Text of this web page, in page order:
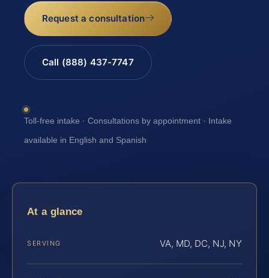
Request a consultation
Call (888) 437-7747
Toll-free intake · Consultations by appointment · Intake
available in English and Spanish
At a glance
SERVING VA, MD, DC, NJ, NY